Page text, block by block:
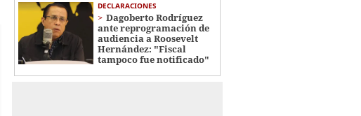
DECLARACIONES
Dagoberto Rodríguez
ante reprogramación de
audiencia a Roosevelt
Hernández: "Fiscal
tampoco fue notificado"